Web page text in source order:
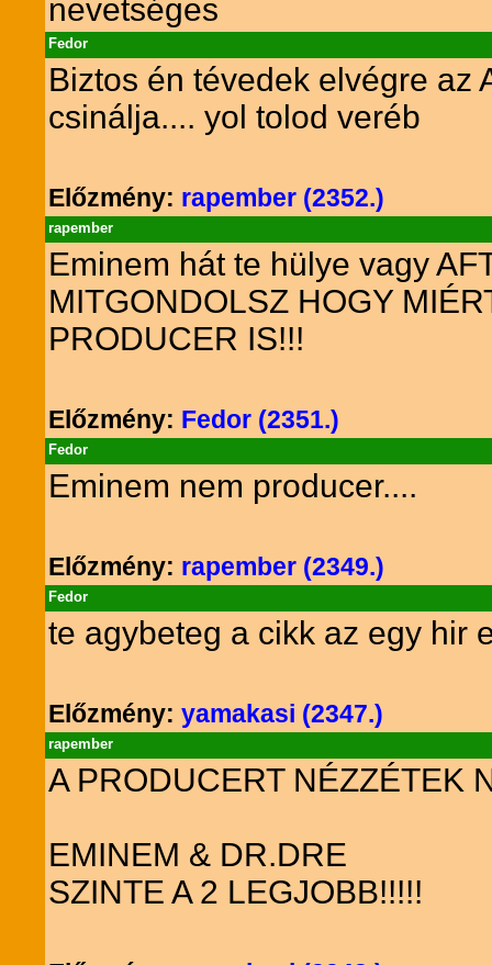
nevetséges
Fedor
Biztos én tévedek elvégre az
csinálja.... yol tolod veréb
Előzmény: rapember (2352.)
rapember
Eminem hát te hülye vagy
MITGONDOLSZ HOGY
PRODUCER IS!!!
Előzmény: Fedor (2351.)
Fedor
Eminem nem producer....
Előzmény: rapember (2349.)
Fedor
te agybeteg a cikk az egy hir
Előzmény: yamakasi (2347.)
rapember
A PRODUCERT NÉZZÉTEK
EMINEM & DR.DRE
SZINTE A 2 LEGJOBB!!!!!